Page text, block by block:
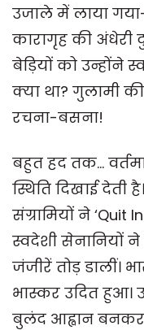
उजाले में लाया
कारागृह की अंधेरी
बेड़ियों को उन्होंने
क्या था? गुलामी
रचना-बसना!
बहुत हद तक...
स्थिति दिखाई देती
संग्रामियों ने ‘Quit
स्वदेशी सेनानियों
जंजीरें तोड़ डालीं।
भास्कर उदित हुआ।
बुलंद आह्वान बनकर